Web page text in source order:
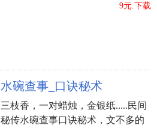
9元.下载
水碗查事_口诀秘术
三枝香，一对蜡烛，金银纸.....民间
秘传水碗查事口诀秘术，文不多的